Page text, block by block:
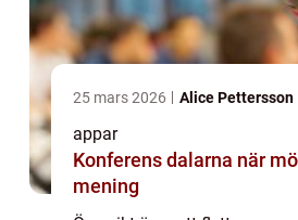
25 mars 2026 Alice Pettersson
appar
Konferens dalarna när mötet får extra
mening